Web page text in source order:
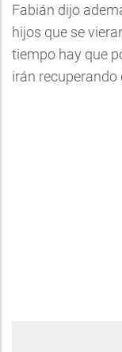
Fabián dijo
hijos que se
tiempo hay que
irán recuperando